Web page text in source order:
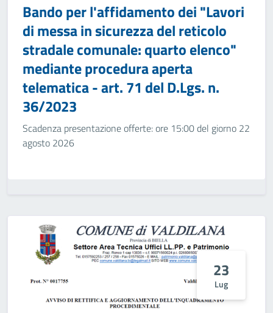
Bando per l'affidamento dei "Lavori
di messa in sicurezza del reticolo
stradale comunale: quarto elenco"
mediante procedura aperta
telematica - art. 71 del D.Lgs. n.
36/2023
Scadenza presentazione offerte: ore 15:00 del giorno 22
agosto 2026
23
Lug